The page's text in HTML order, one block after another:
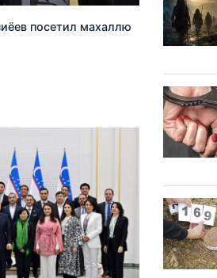
посетил махаллю